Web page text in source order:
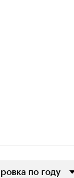
по году